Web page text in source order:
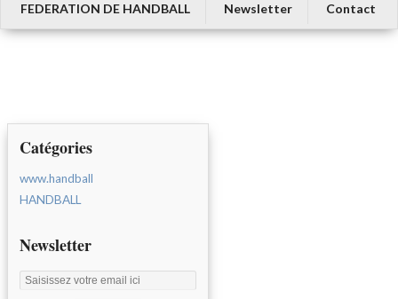
FEDERATION DE HANDBALL
Newsletter Contact
Catégories
www.handball
HANDBALL
Newsletter